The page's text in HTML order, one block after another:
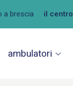
a brescia il centro
ambulatori